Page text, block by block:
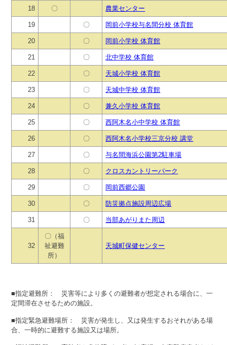
18 〇 農業センター
19 〇 岡前小学校与名間分校 体育館
20 〇 岡前小学校 体育館
21 〇 北中学校 体育館
22 〇 天城小学校 体育館
23 〇 天城中学校 体育館
24 〇 兼久小学校 体育館
25 〇 西阿木名小中学校 体育館
26 〇 西阿木名小学校三京分校 講堂
27 〇 与名間海浜公園第2駐車場
28 〇 クロスカントリーパーク
29 〇 岡前西郷公園
30 〇 防災拠点施設周辺広場
31 〇 当部あがりまた周辺
32
〇（福
祉避難
所）
天城町保健センター
■指定避難所： 災害等により多くの避難者が想定される場合に、一
定間滞在させるための施設。
■指定緊急避難場所： 災害が発生し、又は発生するおそれがある場
合、一時的に避難する施設又は場所。